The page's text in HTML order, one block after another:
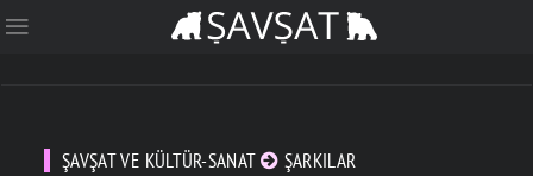
ŞAVŞAT VE KÜLTÜR-SANAT ŞARKILAR